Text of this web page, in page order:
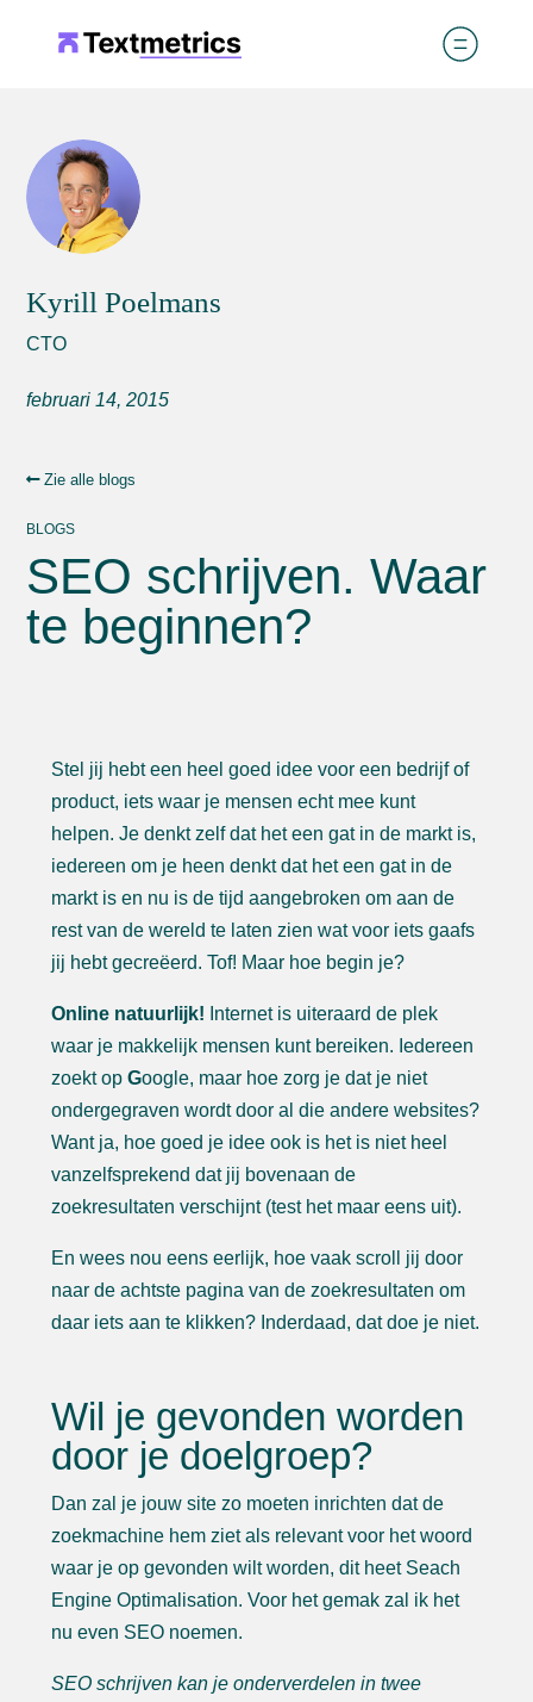
Kyrill Poelmans
CTO
februari 14, 2015
Zie alle blogs
BLOGS
SEO schrijven. Waar
te beginnen?
Stel jij hebt een heel goed idee voor een bedrijf of
product, iets waar je mensen echt mee kunt
helpen. Je denkt zelf dat het een gat in de markt is,
iedereen om je heen denkt dat het een gat in de
markt is en nu is de tijd aangebroken om aan de
rest van de wereld te laten zien wat voor iets gaafs
jij hebt gecreëerd. Tof! Maar hoe begin je?
Online natuurlijk! Internet is uiteraard de plek
waar je makkelijk mensen kunt bereiken. Iedereen
zoekt op Google, maar hoe zorg je dat je niet
ondergegraven wordt door al die andere websites?
Want ja, hoe goed je idee ook is het is niet heel
vanzelfsprekend dat jij bovenaan de
zoekresultaten verschijnt (test het maar eens uit).
En wees nou eens eerlijk, hoe vaak scroll jij door
naar de achtste pagina van de zoekresultaten om
daar iets aan te klikken? Inderdaad, dat doe je niet.
Wil je gevonden worden
door je doelgroep?
Dan zal je jouw site zo moeten inrichten dat de
zoekmachine hem ziet als relevant voor het woord
waar je op gevonden wilt worden, dit heet Seach
Engine Optimalisation. Voor het gemak zal ik het
nu even SEO noemen.
SEO schrijven kan je onderverdelen in twee